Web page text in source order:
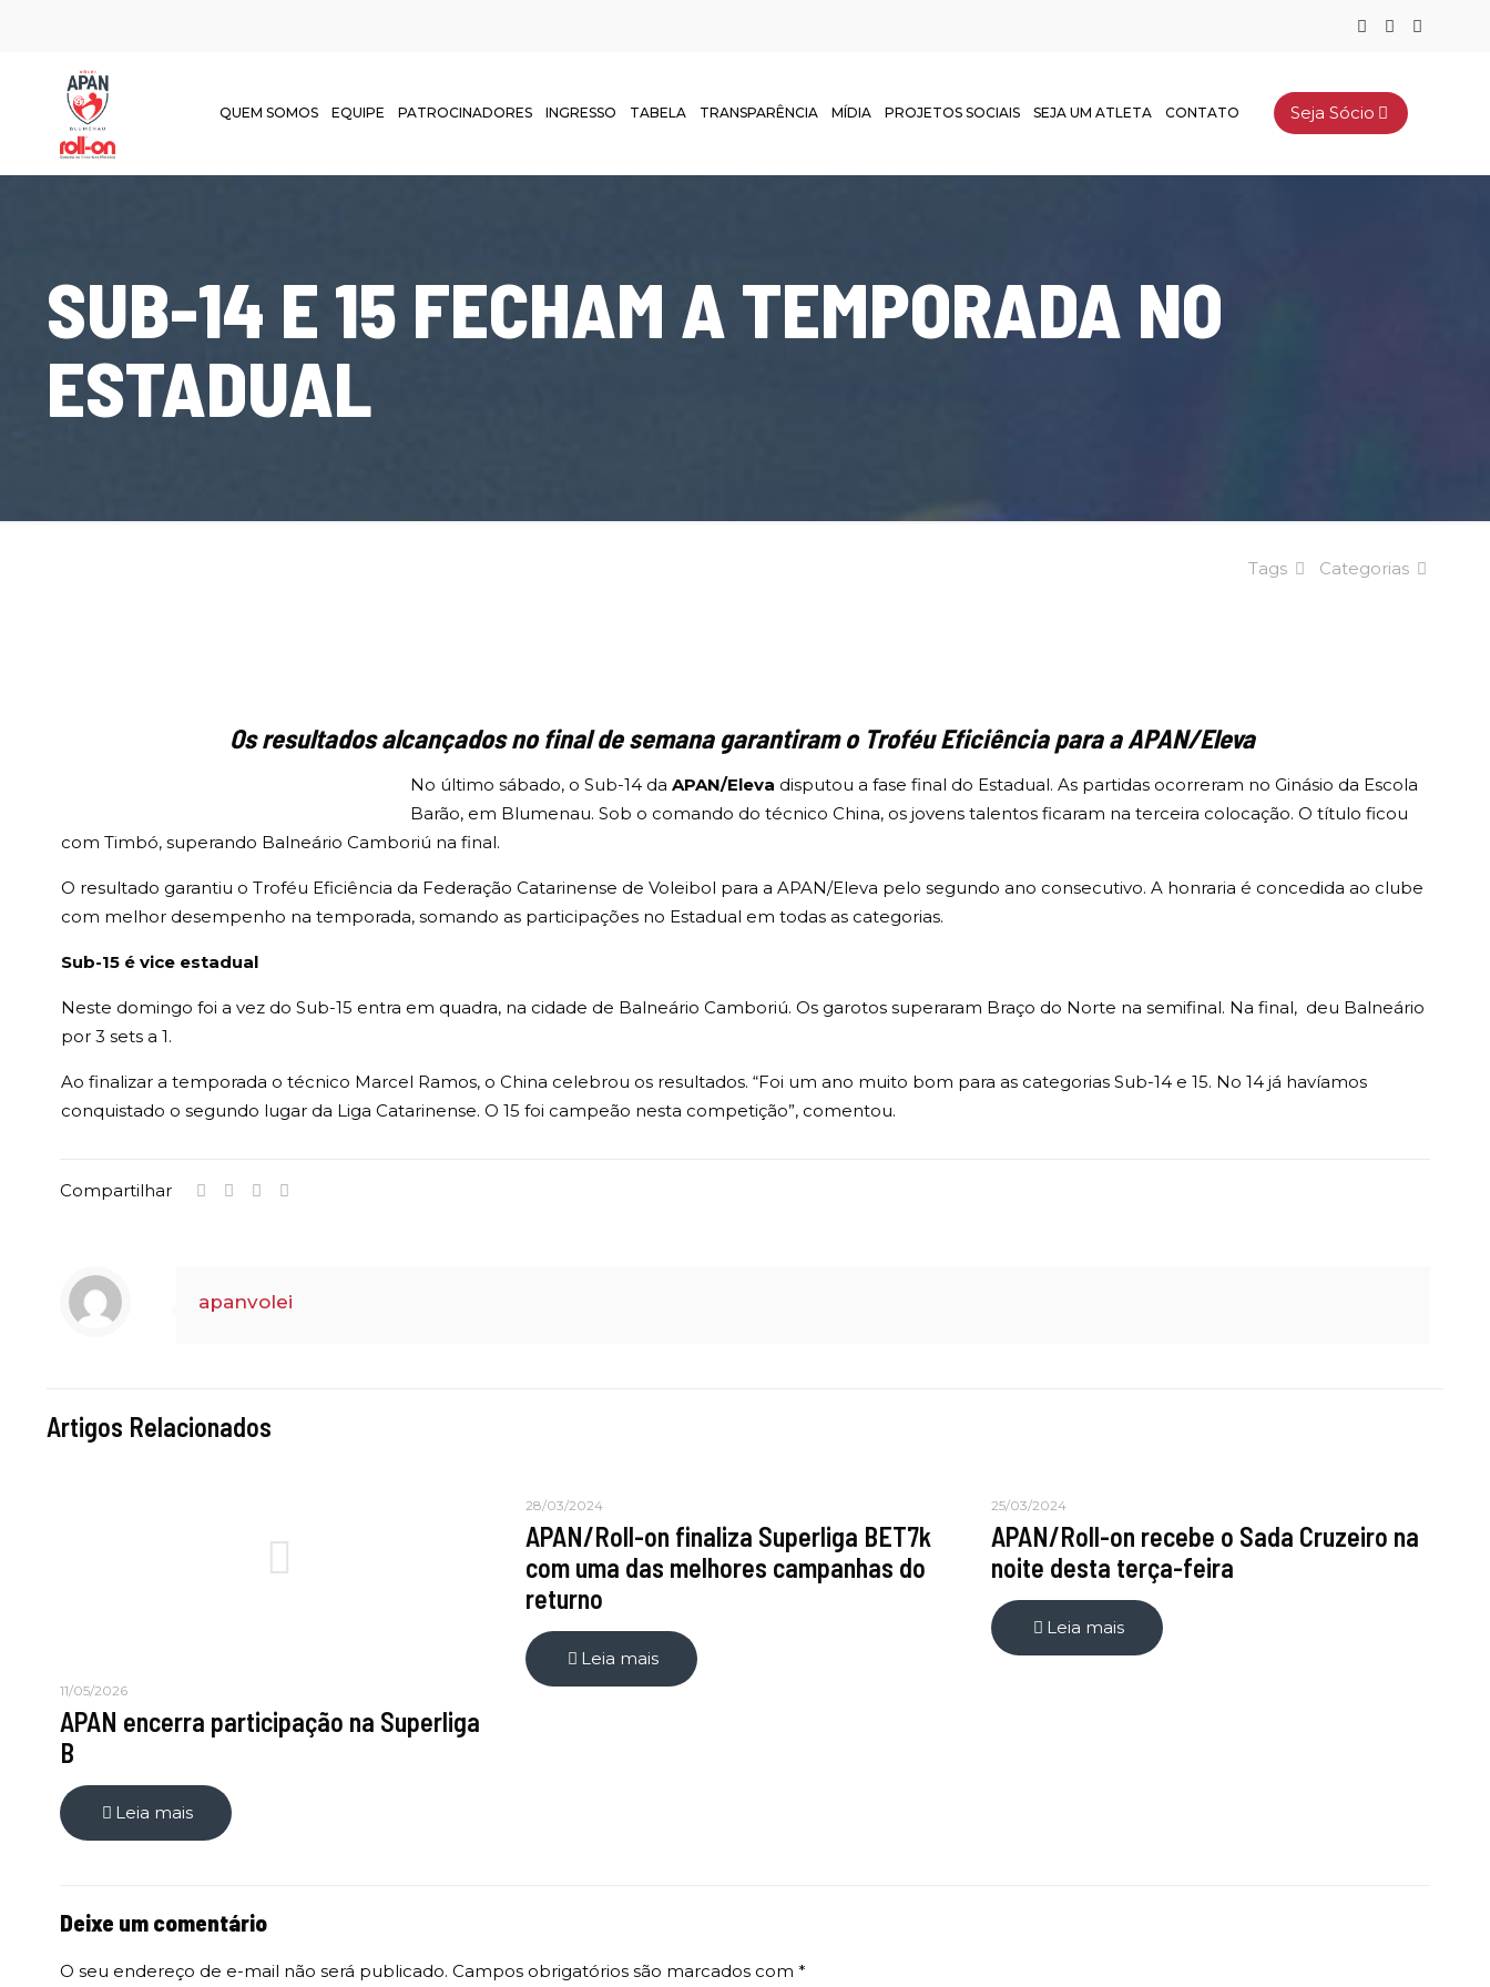
QUEM SOMOS EQUIPE PATROCINADORES INGRESSO TABELA TRANSPARÊNCIA MÍDIA PROJETOS SOCIAIS SEJA UM ATLETA CONTATO Seja Sócio
SUB-14 E 15 FECHAM A TEMPORADA NO
ESTADUAL
Categorias
Tags
Os resultados alcançados no final de semana garantiram o Troféu Eficiência para a APAN/Eleva
No último sábado, o Sub-14 da APAN/Eleva disputou a fase final do Estadual. As partidas ocorreram no Ginásio da Escola
Barão, em Blumenau. Sob o comando do técnico China, os jovens talentos ficaram na terceira colocação. O título ficou
com Timbó, superando Balneário Camboriú na final.
O resultado garantiu o Troféu Eficiência da Federação Catarinense de Voleibol para a APAN/Eleva pelo segundo ano consecutivo. A honraria é concedida ao clube
com melhor desempenho na temporada, somando as participações no Estadual em todas as categorias.
Sub-15 é vice estadual
Neste domingo foi a vez do Sub-15 entra em quadra, na cidade de Balneário Camboriú. Os garotos superaram Braço do Norte na semifinal. Na final, deu Balneário
por 3 sets a 1.
Ao finalizar a temporada o técnico Marcel Ramos, o China celebrou os resultados. “Foi um ano muito bom para as categorias Sub-14 e 15. No 14 já havíamos
conquistado o segundo lugar da Liga Catarinense. O 15 foi campeão nesta competição”, comentou.
Compartilhar
apanvolei
Artigos Relacionados
11/05/2026
APAN encerra participação na Superliga
B
Leia mais
28/03/2024
APAN/Roll-on finaliza Superliga BET7k
com uma das melhores campanhas do
returno
Leia mais
25/03/2024
APAN/Roll-on recebe o Sada Cruzeiro na
noite desta terça-feira
Leia mais
Deixe um comentário
O seu endereço de e-mail não será publicado. Campos obrigatórios são marcados com *